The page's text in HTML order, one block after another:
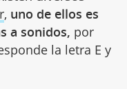
, uno de ellos es
a sonidos, por
la letra E y